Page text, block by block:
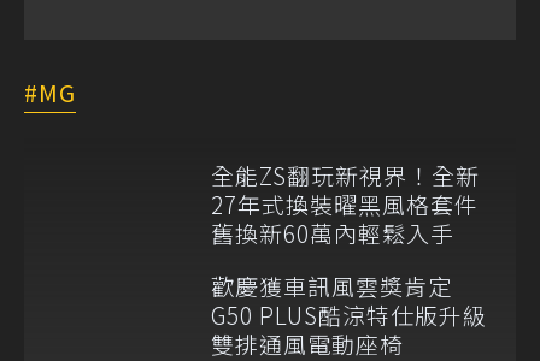
MG
全能ZS翻玩新視界！全新
27年式換裝曜黑風格套件
舊換新60萬內輕鬆入手
歡慶獲車訊風雲獎肯定
G50 PLUS酷涼特仕版升級
雙排通風電動座椅